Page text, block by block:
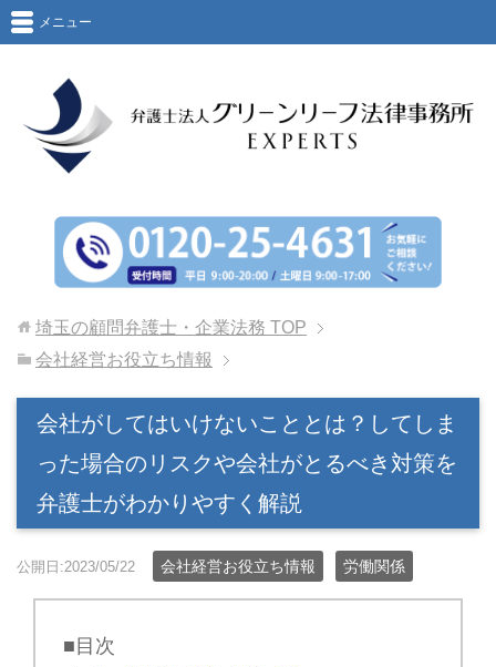
メニュー
埼玉の顧問弁護士・企業法務 TOP
会社経営お役立ち情報
会社がしてはいけないこととは？してしま
った場合のリスクや会社がとるべき対策を
弁護士がわかりやすく解説
公開日:2023/05/22 会社経営お役立ち情報 労働関係
■目次